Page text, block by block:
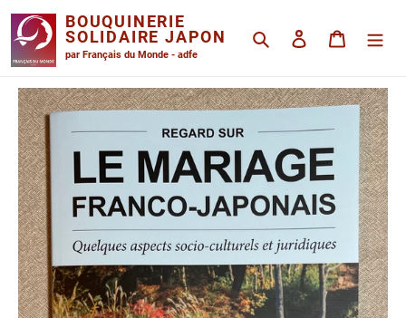
Passer
contenu
BOUQUINERIE
SOLIDAIRE JAPON
par Français du Monde - adfe
RechercherSe connecter
Panier